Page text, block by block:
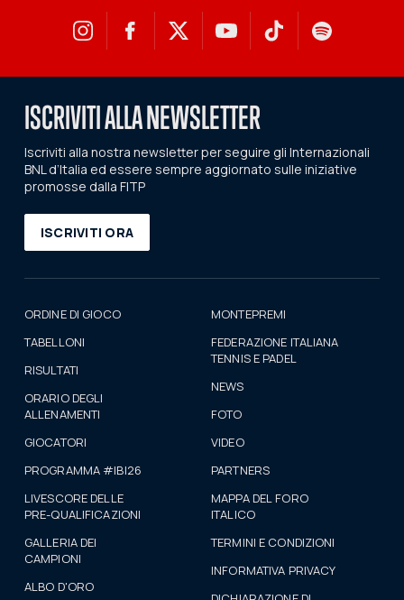
ISCRIVITI ALLA NEWSLETTER
Iscriviti alla nostra newsletter per seguire gli Internazionali
BNL d’Italia ed essere sempre aggiornato sulle iniziative
promosse dalla FITP
ISCRIVITI ORA
ORDINE DI GIOCO
TABELLONI
RISULTATI
ORARIO DEGLI
ALLENAMENTI
GIOCATORI
PROGRAMMA #IBI26
LIVESCORE DELLE
PRE-QUALIFICAZIONI
GALLERIA DEI
CAMPIONI
ALBO D'ORO
MONTEPREMI
FEDERAZIONE ITALIANA
TENNIS E PADEL
NEWS
FOTO
VIDEO
PARTNERS
MAPPA DEL FORO
ITALICO
TERMINI E CONDIZIONI
INFORMATIVA PRIVACY